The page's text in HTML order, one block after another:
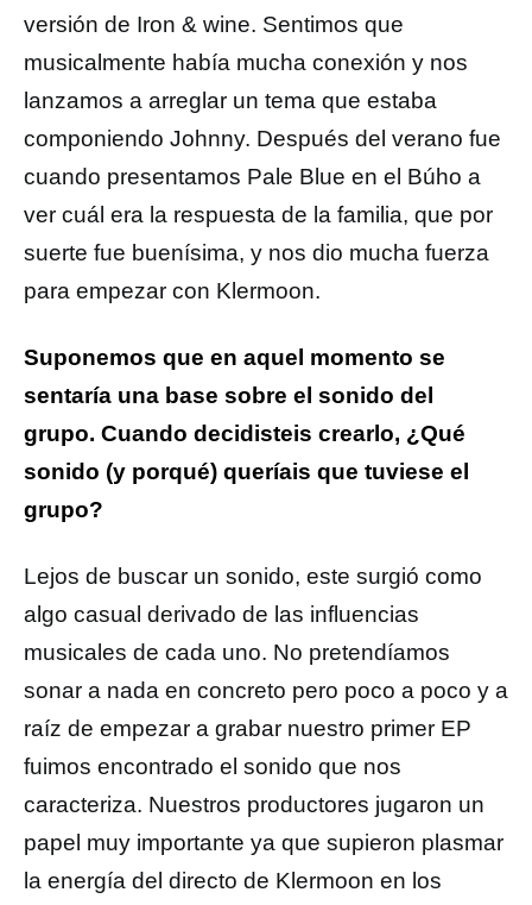
versión de Iron & wine. Sentimos que
musicalmente había mucha conexión y nos
lanzamos a arreglar un tema que estaba
componiendo Johnny. Después del verano fue
cuando presentamos Pale Blue en el Búho a
ver cuál era la respuesta de la familia, que por
suerte fue buenísima, y nos dio mucha fuerza
para empezar con Klermoon.
Suponemos que en aquel momento se
sentaría una base sobre el sonido del
grupo. Cuando decidisteis crearlo, ¿Qué
sonido (y porqué) queríais que tuviese el
grupo?
Lejos de buscar un sonido, este surgió como
algo casual derivado de las influencias
musicales de cada uno. No pretendíamos
sonar a nada en concreto pero poco a poco y a
raíz de empezar a grabar nuestro primer EP
fuimos encontrado el sonido que nos
caracteriza. Nuestros productores jugaron un
papel muy importante ya que supieron plasmar
la energía del directo de Klermoon en los